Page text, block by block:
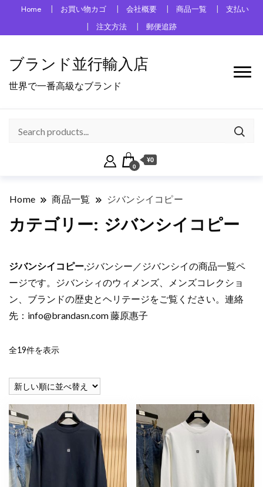
Home お買い物カゴ 会社概要 商品一覧
支払い
注文方法
郵便追跡
ブランド並行輸入店
世界で一番高級なブランド
0
¥0
Home 商品一覧 ジバンシイコピー
カテゴリー: ジバンシイコピー
ジバンシイコピー,ジバンシー／ジバンシイの商品一覧ペ
ージです。ジバンシィのウィメンズ、メンズコレクショ
ン、ブランドの歴史とヘリテージをご覧ください。連絡
先： info@brandasn.com藤原惠子
全19件を表示新
い
順